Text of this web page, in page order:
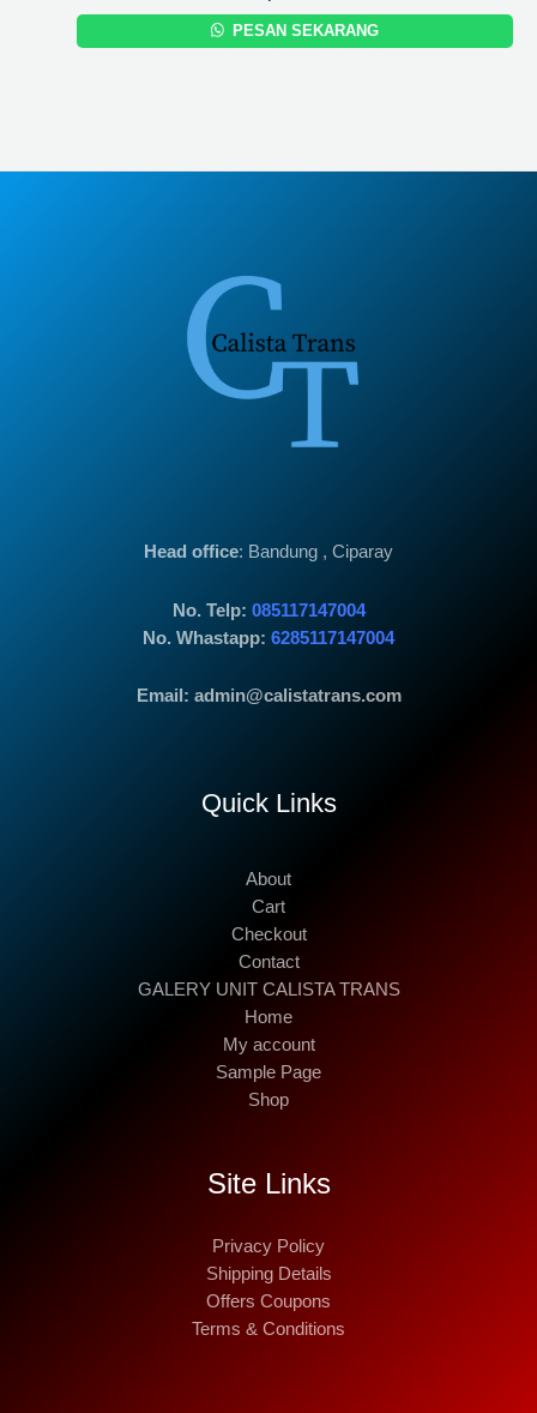
PESAN SEKARANG
Head office: Bandung , Ciparay
No. Telp: 085117147004
No. Whastapp: 6285117147004
Email: admin@calistatrans.com
Quick Links
About
Cart
Checkout
Contact
GALERY UNIT CALISTA TRANS
Home
My account
Sample Page
Shop
Site Links
Privacy Policy
Shipping Details
Offers Coupons
Terms & Conditions